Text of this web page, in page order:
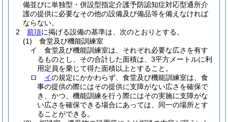
備並びに単独型・併設型指定介護予防認知症対応型通所介
護の提供に必要なその他の設備及び備品等を備えなければ
ならない。
2
前項に掲げる設備の基準は、次のとおりとする。
(1)
食堂及び機能訓練室
イ
食堂及び機能訓練室は、それぞれ必要な広さを有す
るものとし、その合計した面積は、3平方メートルに利
用定員を乗じて得た面積以上とすること。
ロ
イの規定にかかわらず、食堂及び機能訓練室は、食
事の提供の際にはその提供に支障がない広さを確保で
き、かつ、機能訓練を行う際にはその実施に支障がな
い広さを確保できる場合にあっては、同一の場所とす
ることができる。